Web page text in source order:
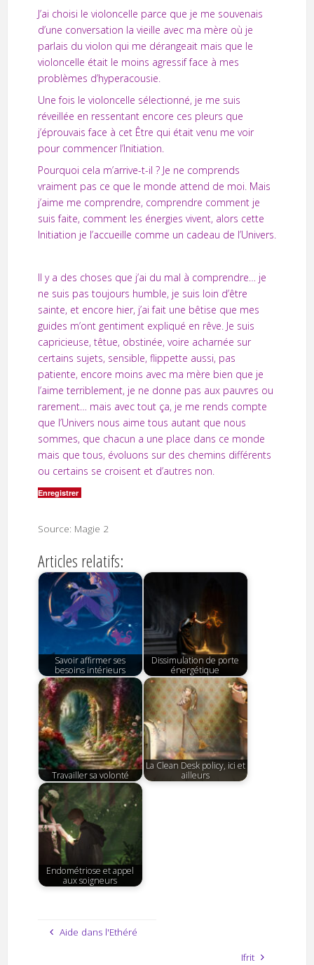
J’ai choisi le violoncelle parce que je me souvenais
d’une conversation la vieille avec ma mère où je
parlais du violon qui me dérangeait mais que le
violoncelle était le moins agressif face à mes
problèmes d’hyperacousie.
Une fois le violoncelle sélectionné, je me suis
réveillée en ressentant encore ces pleurs que
j’éprouvais face à cet Être qui était venu me voir
pour commencer l’Initiation.
Pourquoi cela m’arrive-t-il ? Je ne comprends
vraiment pas ce que le monde attend de moi. Mais
j’aime me comprendre, comprendre comment je
suis faite, comment les énergies vivent, alors cette
Initiation je l’accueille comme un cadeau de l’Univers.
Il y a des choses que j’ai du mal à comprendre… je
ne suis pas toujours humble, je suis loin d’être
sainte, et encore hier, j’ai fait une bêtise que mes
guides m’ont gentiment expliqué en rêve. Je suis
capricieuse, têtue, obstinée, voire acharnée sur
certains sujets, sensible, flippette aussi, pas
patiente, encore moins avec ma mère bien que je
l’aime terriblement, je ne donne pas aux pauvres ou
rarement… mais avec tout ça, je me rends compte
que l’Univers nous aime tous autant que nous
sommes, que chacun a une place dans ce monde
mais que tous, évoluons sur des chemins différents
ou certains se croisent et d’autres non.
Enregistrer
Source: Magie 2
Articles relatifs:
Savoir affirmer ses
besoins intérieurs
Dissimulation de porte
énergétique
Travailler sa volonté
La Clean Desk policy, ici et
ailleurs
Endométriose et appel
aux soigneurs
Aide dans l'Ethéré
Ifrit